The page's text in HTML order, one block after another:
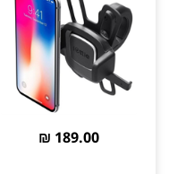
189.00 ₪